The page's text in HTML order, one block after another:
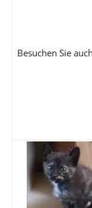
Besuchen Sie